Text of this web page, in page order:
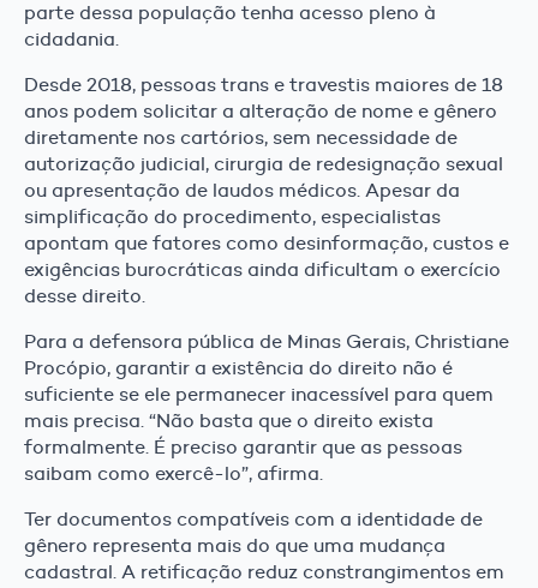
parte dessa população tenha acesso pleno à
cidadania.
Desde 2018, pessoas trans e travestis maiores de 18
anos podem solicitar a alteração de nome e gênero
diretamente nos cartórios, sem necessidade de
autorização judicial, cirurgia de redesignação sexual
ou apresentação de laudos médicos. Apesar da
simplificação do procedimento, especialistas
apontam que fatores como desinformação, custos e
exigências burocráticas ainda dificultam o exercício
desse direito.
Para a defensora pública de Minas Gerais, Christiane
Procópio, garantir a existência do direito não é
suficiente se ele permanecer inacessível para quem
mais precisa. “Não basta que o direito exista
formalmente. É preciso garantir que as pessoas
saibam como exercê-lo”, afirma.
Ter documentos compatíveis com a identidade de
gênero representa mais do que uma mudança
cadastral. A retificação reduz constrangimentos em